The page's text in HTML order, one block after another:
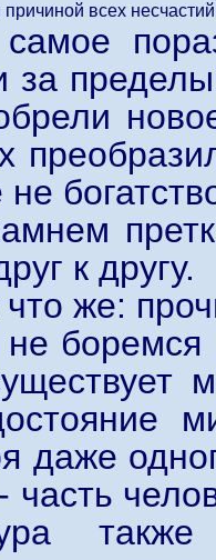
причиной всех
за
не
к другу.
что же:
боремся
даже